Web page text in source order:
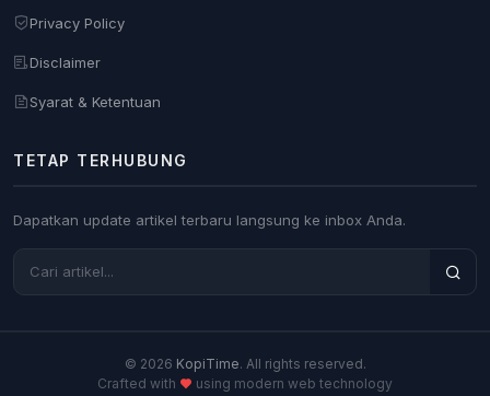
Privacy Policy
Disclaimer
Syarat & Ketentuan
TETAP TERHUBUNG
Dapatkan update artikel terbaru langsung ke inbox Anda.
© 2026 KopiTime. All rights reserved.
Crafted with
using modern web technology